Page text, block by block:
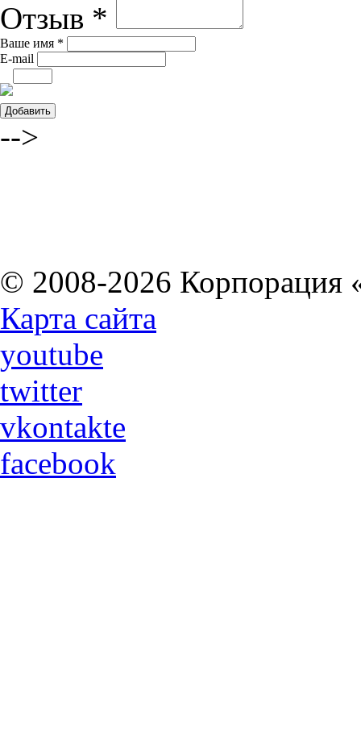
Отзыв *
Ваше имя *
E-mail
-->
© 2008-2026 Корпорация
Карта сайта
youtube
twitter
vkontakte
facebook